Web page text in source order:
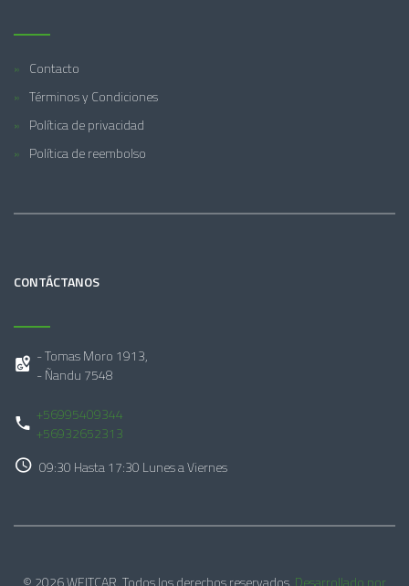
Contacto
Términos y Condiciones
Política de privacidad
Política de reembolso
CONTÁCTANOS
- Tomas Moro 1913,
- Ñandu 7548
+56995409344
+56932652313
09:30 Hasta 17:30 Lunes a Viernes
© 2026 WEITCAR. Todos los derechos reservados. Desarrollado por